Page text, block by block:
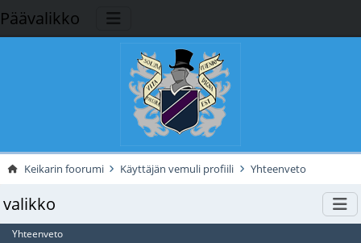
Päävalikko
Keikarin foorumi Käyttäjän vemuli profiili Yhteenveto
valikko
Yhteenveto